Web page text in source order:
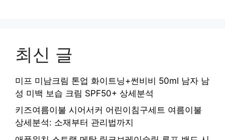
최신 글
미프 미남크림 톤업 화이트닝+썬비비 50ml 남자 남
성 미백 보습 크림 SPF50+ 상세분석
키즈여름이불 시어서커 어린이침구세트 여름이불
상세분석: 소재부터 관리법까지